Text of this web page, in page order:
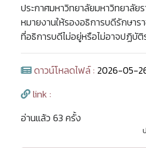
ประกาศมหาวิทยาลัยมหาวิทยาลั
หมายงานให้รองอธิการบดีรักษา
ที่อธิการบดีไม่อยู่หรือไม่อาจปฏิบัติ
ดาวน์โหลดไฟล์ : 2026-05-
link :
อ่านแล้ว 63 ครั้ง